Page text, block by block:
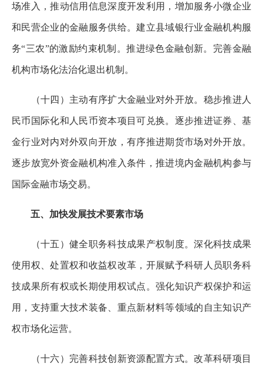
场准入，推动信用信息深度开发利用，增加服务小微企业
和民营企业的金融服务供给。建立县域银行业金融机构服
务“三农”的激励约束机制。推进绿色金融创新。完善金融
机构市场化法治化退出机制。
（十四）主动有序扩大金融业对外开放。稳步推进人
民币国际化和人民币资本项目可兑换。逐步推进证券、基
金行业对内对外双向开放，有序推进期货市场对外开放。
逐步放宽外资金融机构准入条件，推进境内金融机构参与
国际金融市场交易。
五、加快发展技术要素市场
（十五）健全职务科技成果产权制度。深化科技成果
使用权、处置权和收益权改革，开展赋予科研人员职务科
技成果所有权或长期使用权试点。强化知识产权保护和运
用，支持重大技术装备、重点新材料等领域的自主知识产
权市场化运营。
（十六）完善科技创新资源配置方式。改革科研项目